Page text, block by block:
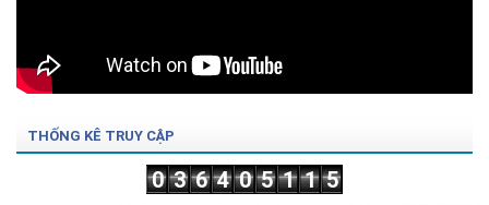
THỐNG KÊ TRUY CẬP
0 3 6 4 0 5 1 1 5